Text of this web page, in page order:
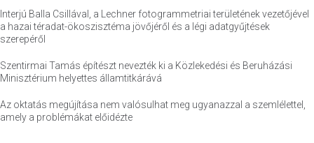
Interjú Balla Csillával, a Lechner fotogrammetriai területének vezetőjével
a hazai téradat-ökoszisztéma jövőjéről és a légi adatgyűjtések
szerepéről
Szentirmai Tamás építészt nevezték ki a Közlekedési és Beruházási
Minisztérium helyettes államtitkárává
Az oktatás megújítása nem valósulhat meg ugyanazzal a szemlélettel,
amely a problémákat előidézte